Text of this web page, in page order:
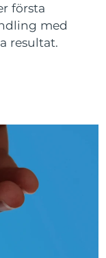
första
med
resultat.